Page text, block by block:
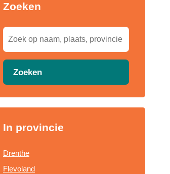
Zoeken
Zoeken
In provincie
Drenthe
Flevoland